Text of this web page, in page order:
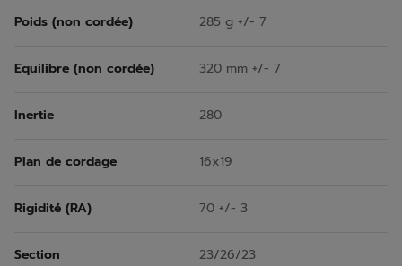
Poids (non cordée) 285 g +/- 7
Equilibre (non cordée) 320 mm +/- 7
Inertie 280
Plan de cordage 16x19
Rigidité (RA) 70 +/- 3
Section 23/26/23